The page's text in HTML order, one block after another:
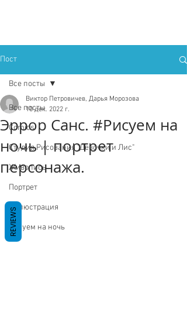
Пост
Все посты
Comics
Студия Рисования "Девочки и Лис"
Живопись
Портрет
Иллюстрация
Рисуем на ночь
Все посты
Эррор Санс. #Рисуем на
ночь | портрет
персонажа.
Виктор Петровичев, Дарья Морозова
10 дек. 2022 г.
REVIEWS